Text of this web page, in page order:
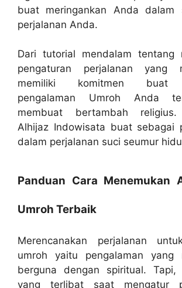
buat meringankan Anda dalam
perjalanan Anda.
Dari tutorial mendalam tentang
pengaturan perjalanan yang
memiliki komitmen buat
pengalaman Umroh Anda
membuat bertambah religius.
Alhijaz Indowisata buat sebagai
dalam perjalanan suci seumur
Panduan Cara Menemukan
Umroh Terbaik
Merencanakan perjalanan
umroh yaitu pengalaman yang
berguna dengan spiritual. Tapi,
yang terlibat saat mengatur